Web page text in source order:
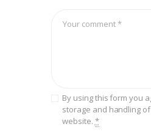
By using this form you
storage and handling
website. *